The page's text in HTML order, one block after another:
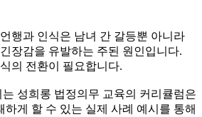
행과 인식은 남녀 간 갈등뿐 아니라
장감을 유발하는 주된 원인입니다.
의 전환이 필요합니다.
성희롱 법정의무 교육의 커리큘럼은
하게 할 수 있는 실제 사례 예시를 통해